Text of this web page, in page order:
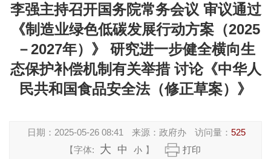
李强主持召开国务院常务会议 审议通过
《制造业绿色低碳发展行动方案（2025
－2027年）》 研究进一步健全横向生
态保护补偿机制有关举措 讨论《中华人
民共和国食品安全法（修正草案）》
日期： 2025-05-26 08:41 来源：政府办 访问量：525
【字体:
大 中 小 】 打印